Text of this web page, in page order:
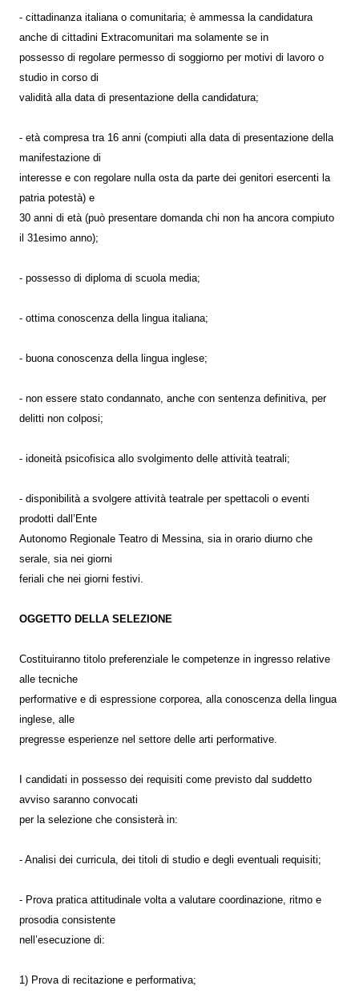
- cittadinanza italiana o comunitaria; è ammessa la candidatura
anche di cittadini Extracomunitari ma solamente se in
possesso di regolare permesso di soggiorno per motivi di lavoro o
studio in corso di
validità alla data di presentazione della candidatura;
- età compresa tra 16 anni (compiuti alla data di presentazione della
manifestazione di
interesse e con regolare nulla osta da parte dei genitori esercenti la
patria potestà) e
30 anni di età (può presentare domanda chi non ha ancora compiuto
il 31esimo anno);
- possesso di diploma di scuola media;
- ottima conoscenza della lingua italiana;
- buona conoscenza della lingua inglese;
- non essere stato condannato, anche con sentenza definitiva, per
delitti non colposi;
- idoneità psicofisica allo svolgimento delle attività teatrali;
- disponibilità a svolgere attività teatrale per spettacoli o eventi
prodotti dall’Ente
Autonomo Regionale Teatro di Messina, sia in orario diurno che
serale, sia nei giorni
feriali che nei giorni festivi.
OGGETTO DELLA SELEZIONE
Costituiranno titolo preferenziale le competenze in ingresso relative
alle tecniche
performative e di espressione corporea, alla conoscenza della lingua
inglese, alle
pregresse esperienze nel settore delle arti performative.
I candidati in possesso dei requisiti come previsto dal suddetto
avviso saranno convocati
per la selezione che consisterà in:
- Analisi dei curricula, dei titoli di studio e degli eventuali requisiti;
- Prova pratica attitudinale volta a valutare coordinazione, ritmo e
prosodia consistente
nell’esecuzione di:
1) Prova di recitazione e performativa;